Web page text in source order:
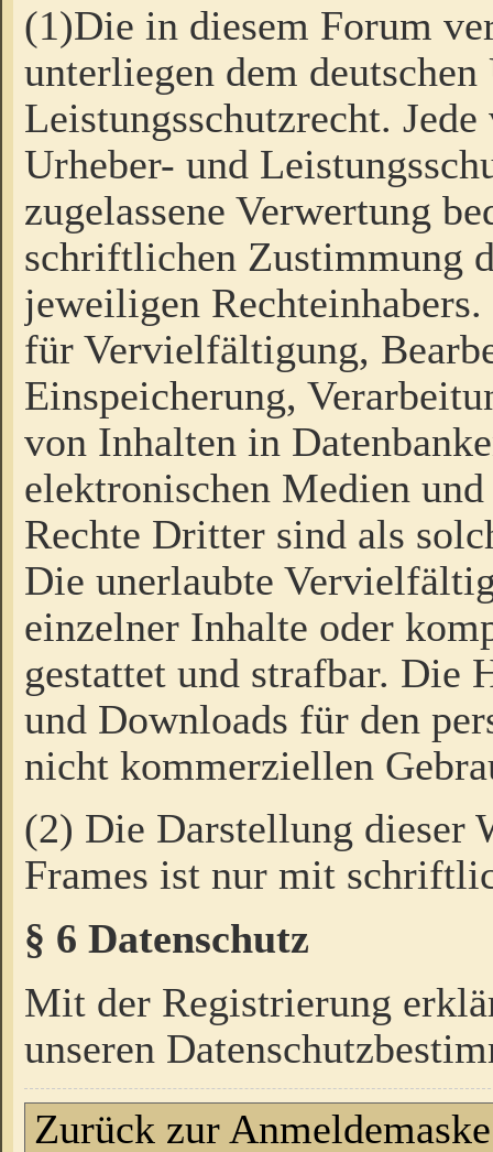
(1)Die in diesem Forum
unterliegen dem
Leistungsschutzrecht.
Urheber- und
zugelassene Verwertung
schriftlichen Zustimmung
jeweiligen
für Vervielfältigung,
Einspeicherung,
von Inhalten in
elektronischen Medien
Rechte Dritter sind als
Die unerlaubte
einzelner Inhalte oder
gestattet und strafbar. Die
und Downloads für den
nicht kommerziellen
(2) Die Darstellung dieser
Frames ist nur mit
§ 6 Datenschutz
Mit der Registrierung
unseren
Zurück zur Anmeldemaske